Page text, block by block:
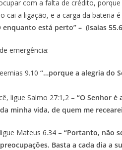
com a falta de crédito,
cai a ligação, e a carga da bateria
está perto” – (Isaias
emergência:
9.10 “…porque a alegria do
ligue Salmo 27:1,2 – “O Senhor é
minha vida, de quem me
Mateus 6.34 – “Portanto, não
Basta a cada dia a